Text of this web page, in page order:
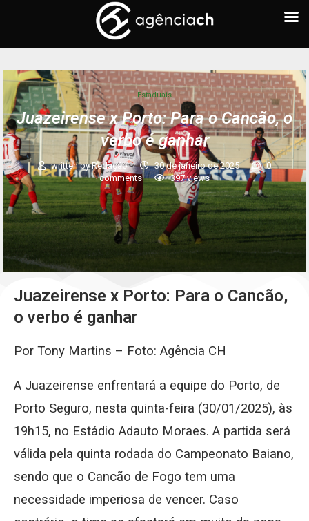
Estaduais
Juazeirense x Porto: Para o Cancão, o
verbo é ganhar
written byRedação 30 de janeiro de 2025
0
comments
397views
Juazeirense x Porto: Para o Cancão,
o verbo é ganhar
Por Tony Martins – Foto: Agência CH
A Juazeirense enfrentará a equipe do Porto, de
Porto Seguro, nesta quinta-feira (30/01/2025), às
19h15, no Estádio Adauto Moraes. A partida será
válida pela quinta rodada do Campeonato Baiano,
sendo que o Cancão de Fogo tem uma
necessidade imperiosa de vencer. Caso